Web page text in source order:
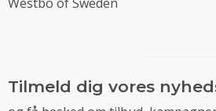
Tilmeld dig vores